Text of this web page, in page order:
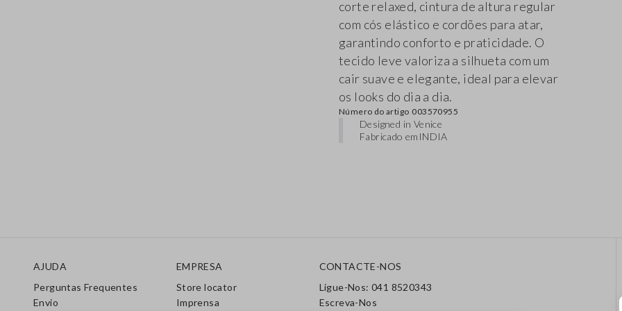
corte relaxed, cintura de altura regular
com cós elástico e cordões para atar,
garantindo conforto e praticidade. O
tecido leve valoriza a silhueta com um
cair suave e elegante, ideal para elevar
os looks do dia a dia.
Número do artigo 003570955
Designed in Venice
Fabricado em INDIA
AJUDA
Perguntas Frequentes
Envio
EMPRESA
Store locator
Imprensa
CONTACTE-NOS
Ligue-Nos: 041 8520343
Escreva-Nos